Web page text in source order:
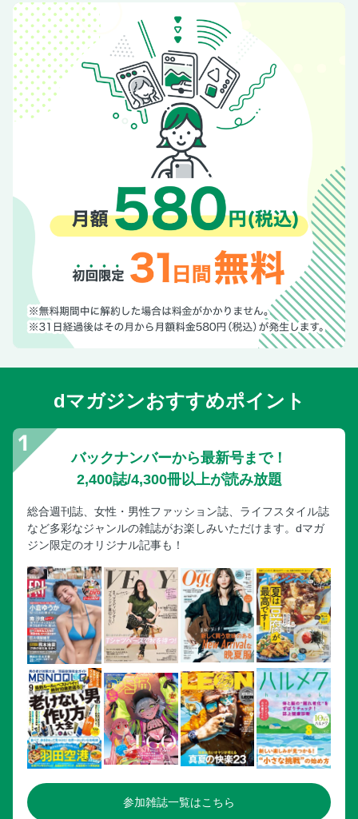
dマガジンおすすめポイント
バックナンバーから最新号まで！
2,400誌/4,300冊以上が読み放題
総合週刊誌、女性・男性ファッション誌、ライフスタイル誌
など多彩なジャンルの雑誌がお楽しみいただけます。dマガ
ジン限定のオリジナル記事も！
参加雑誌一覧はこちら